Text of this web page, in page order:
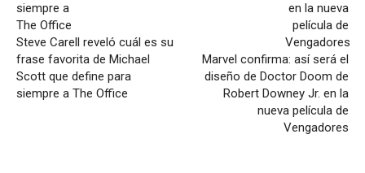
Steve Carell reveló cuál es su
frase favorita de Michael
Scott que define para
siempre a The Office
Marvel confirma: así será el
diseño de Doctor Doom de
Robert Downey Jr. en la
nueva película de
Vengadores